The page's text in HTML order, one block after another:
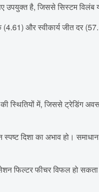
उपयुक्त है, जिससे सिस्टम विलंब
और स्वीकार्य जीत दर
स्थितियों में, जिससे ट्रेडिंग
दिशा का अभाव हो।
फिल्टर फीचर विफल हो